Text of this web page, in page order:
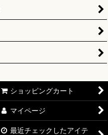
ショッピングカート
マイページ
最近チェックしたアイテ